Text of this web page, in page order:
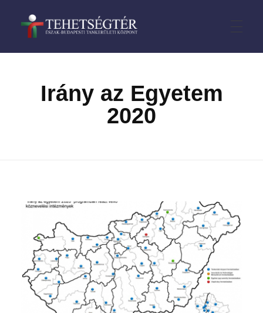
TehetségTÉR
IV. kerület
Dokumentumok
Kiírások
Eredmények
ARANYÉVKÖNYV
Irány az Egyetem
2020